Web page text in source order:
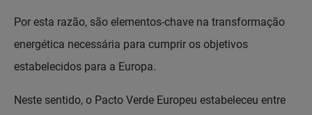
Por esta razão, são elementos-chave na transformação
energética necessária para cumprir os objetivos
estabelecidos para a Europa.
Neste sentido, o Pacto Verde Europeu estabeleceu entre